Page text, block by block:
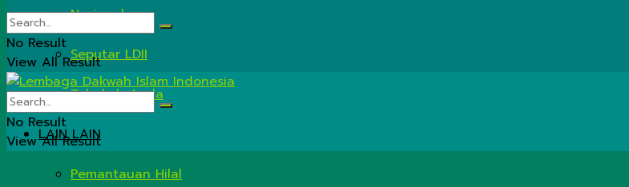
Nasional
Seputar LDII
Tahukah Anda
LAIN LAIN
Pemantauan Hilal
No Result
View All Result
No Result
View All Result